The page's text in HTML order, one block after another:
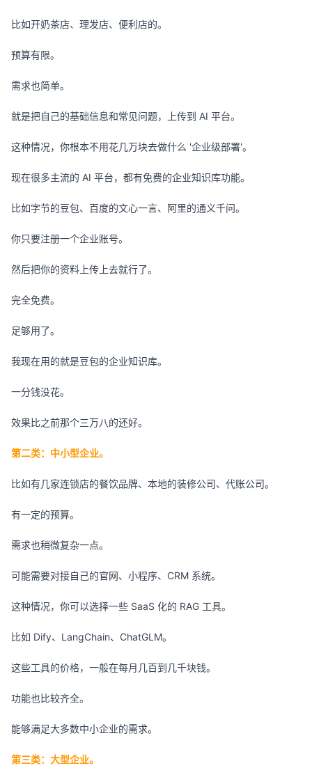
比如开奶茶店、理发店、便利店的。
预算有限。
需求也简单。
就是把自己的基础信息和常见问题，上传到 AI 平台。
这种情况，你根本不用花几万块去做什么 '企业级部署'。
现在很多主流的 AI 平台，都有免费的企业知识库功能。
比如字节的豆包、百度的文心一言、阿里的通义千问。
你只要注册一个企业账号。
然后把你的资料上传上去就行了。
完全免费。
足够用了。
我现在用的就是豆包的企业知识库。
一分钱没花。
效果比之前那个三万八的还好。
第二类：中小型企业。
比如有几家连锁店的餐饮品牌、本地的装修公司、代账公司。
有一定的预算。
需求也稍微复杂一点。
可能需要对接自己的官网、小程序、CRM 系统。
这种情况，你可以选择一些 SaaS 化的 RAG 工具。
比如 Dify、LangChain、ChatGLM。
这些工具的价格，一般在每月几百到几千块钱。
功能也比较齐全。
能够满足大多数中小企业的需求。
第三类：大型企业。